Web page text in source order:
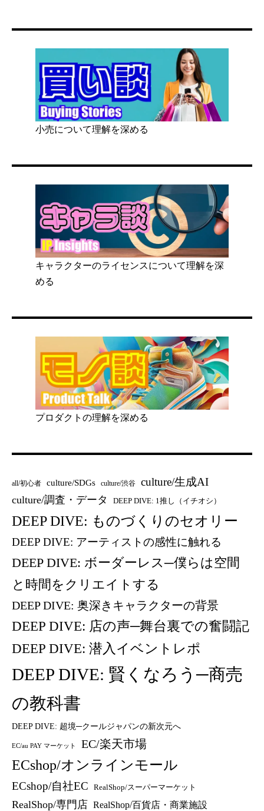
小売について理解を深める
キャラクターのライセンスについて理解を深
める
プロダクトの理解を深める
all/初心者 culture/SDGs culture/渋谷 culture/生成AI
culture/調査・データ DEEP DIVE: 1推し（イチオシ）
DEEP DIVE: ものづくりのセオリー
DEEP DIVE: アーティストの感性に触れる
DEEP DIVE: ボーダーレス─僕らは空間
と時間をクリエイトする
DEEP DIVE: 奥深きキャラクターの背景
DEEP DIVE: 店の声─舞台裏での奮闘記
DEEP DIVE: 潜入イベントレポ
DEEP DIVE: 賢くなろう─商売
の教科書
DEEP DIVE: 超境─クールジャパンの新次元へ
EC/au PAY マーケット EC/楽天市場
ECshop/オンラインモール
ECshop/自社EC RealShop/スーパーマーケット
RealShop/専門店 RealShop/百貨店・商業施設